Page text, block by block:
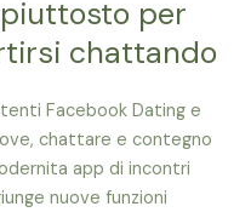
per
chattando
Facebook Dating e
chattare e contegno
app di incontri
nuove funzioni